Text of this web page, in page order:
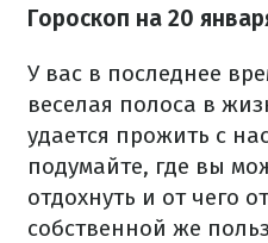
Гороскоп на 20
У вас в последнее
веселая полоса в
удается прожить с
подумайте, где вы
отдохнуть и от чего
собственной же